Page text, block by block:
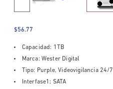
$56.77
Capacidad: 1TB
Marca: Wester Digital
Tipo: Purple, Videovigilancia 24/7
Interfase1; SATA